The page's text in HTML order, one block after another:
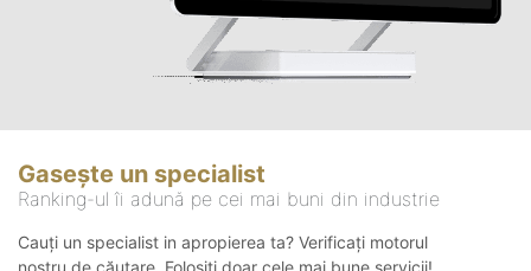
Gasește un specialist
Ranking-ul îi adună pe cei mai buni din industrie
Cauți un specialist in apropierea ta? Verificați motorul
nostru de căutare. Folosiți doar cele mai bune servicii!